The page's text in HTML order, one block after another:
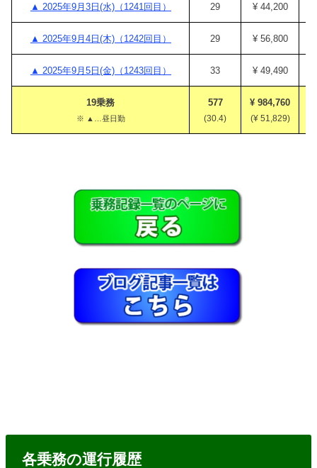
▲ 2025年9月3日(水)（1241回目） 29 ¥ 44,200
▲ 2025年9月4日(木)（1242回目） 29 ¥ 56,800
▲ 2025年9月5日(金)（1243回目） 33 ¥ 49,490
19乗務
※ ▲…昼日勤
577
(30.4)
¥ 984,760
(¥ 51,829)
各乗務の運行履歴